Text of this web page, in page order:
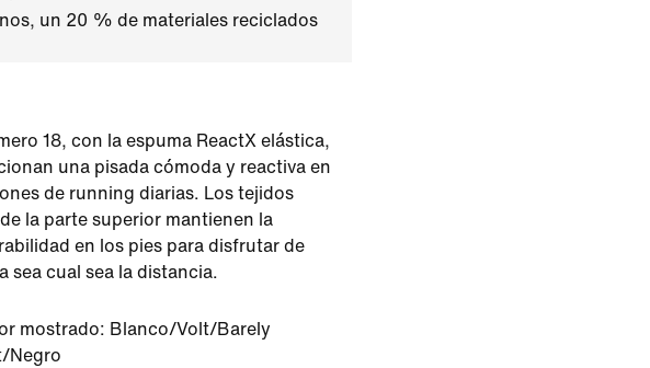
un 20 % de materiales reciclados
18, con la espuma ReactX elástica,
una pisada cómoda y reactiva en
de running diarias. Los tejidos
de la parte superior mantienen la
en los pies para disfrutar de
sea cual sea la distancia.
mostrado: Blanco/Volt/Barely
Negro